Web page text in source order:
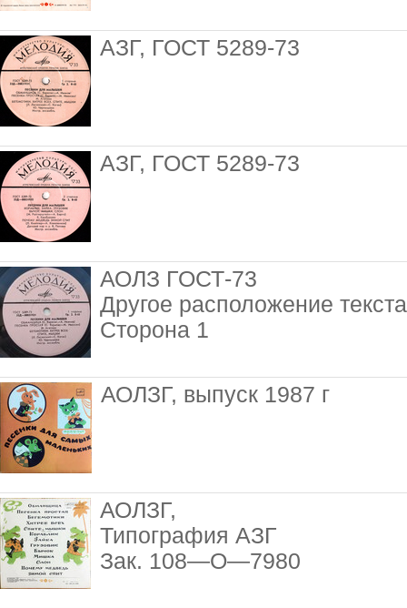
АЗГ, ГОСТ 5289-73
АЗГ, ГОСТ 5289-73
АОЛЗ ГОСТ-73
Другое расположение текста
Сторона 1
АОЛЗГ, выпуск 1987 г
АОЛЗГ,
Типография АЗГ
Зак. 108—О—7980